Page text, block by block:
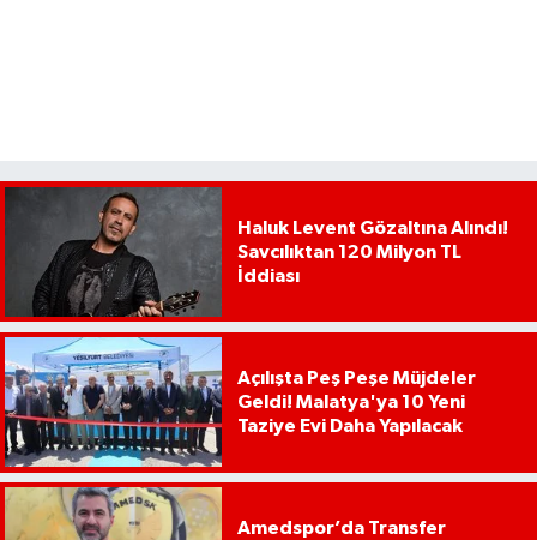
Haluk Levent Gözaltına Alındı!
Savcılıktan 120 Milyon TL
İddiası
Açılışta Peş Peşe Müjdeler
Geldi! Malatya'ya 10 Yeni
Taziye Evi Daha Yapılacak
Amedspor’da Transfer